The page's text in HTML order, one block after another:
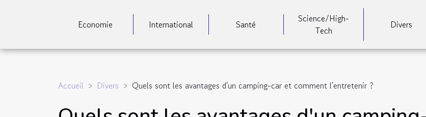
Economie International Santé
Science/High-
Tech
Divers
Accueil Divers Quels sont les avantages d'un camping-car et comment l'entretenir ?